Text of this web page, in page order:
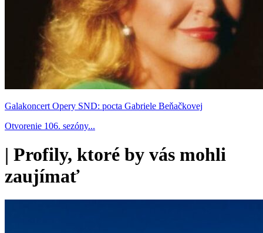
Galakoncert Opery SND: pocta Gabriele Beňačkovej
Otvorenie 106. sezóny...
| Profily, ktoré by vás mohli
zaujímať